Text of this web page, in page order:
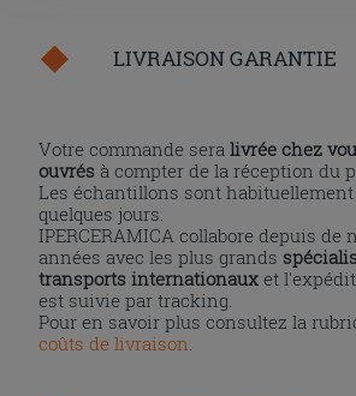
LIVRAISON GARANTIE
Votre commande seralivrée chez
ouvrés à compter de la réception du
Les échantillons sont
quelques jours.
IPERCERAMICA collabore depuis de
années avec les plus grands
transports internationaux et
est suivie par tracking.
Pour en savoir plus consultez la
coûts de livraison.